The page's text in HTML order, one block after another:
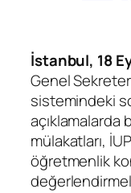
İstanbul, 18
Genel
sistemindeki
açıklamalarda
mülakatları,
öğretmenlik